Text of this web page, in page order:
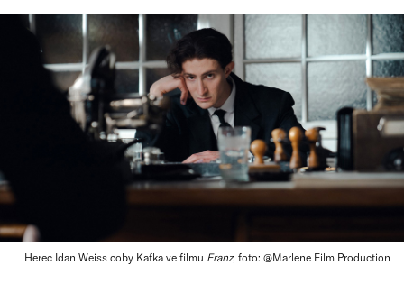
Herec Idan Weiss coby Kafka ve filmu Franz, foto: @Marlene Film Production